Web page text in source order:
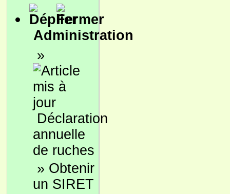
Administration
»
Déclaration
annuelle
de ruches
» Obtenir
un SIRET